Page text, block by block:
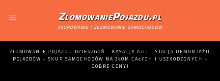
ZlomowaniePojazdu.pl
skupowanie i złomowanie samochodów
ZŁOMOWANIE POJAZDU DZIERZGOŃ - KASACJA AUT - STACJA DEMONTAŻU
POJAZDÓW - SKUP SAMOCHODÓW NA ZŁOM CAŁYCH I USZKODZONYCH -
DOBRE CENY!